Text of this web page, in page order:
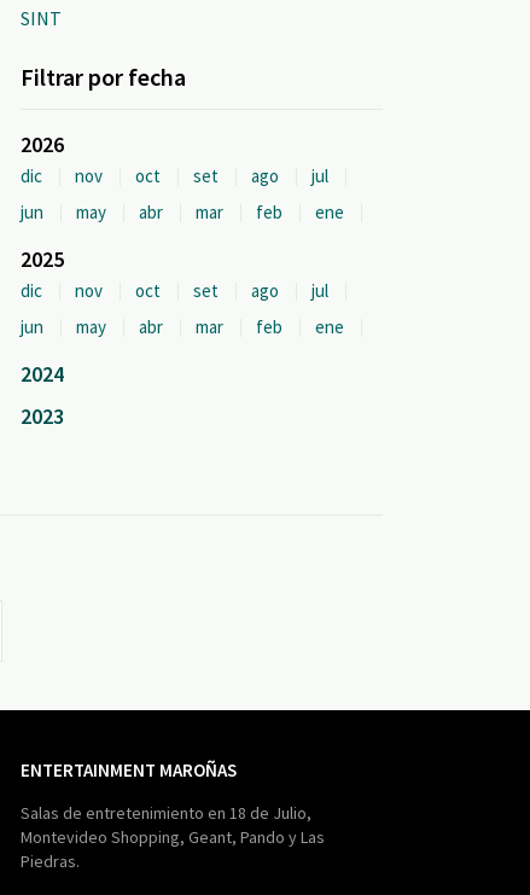
SINT
Filtrar por fecha
2026
dic nov oct set ago
jul
jun
may abr mar feb ene
2025
dic nov oct set ago
jul
jun
may abr mar feb ene
2024
2023
ENTERTAINMENT MAROÑAS
Salas de entretenimiento en 18 de Julio,
Montevideo Shopping, Geant, Pando y Las
Piedras.